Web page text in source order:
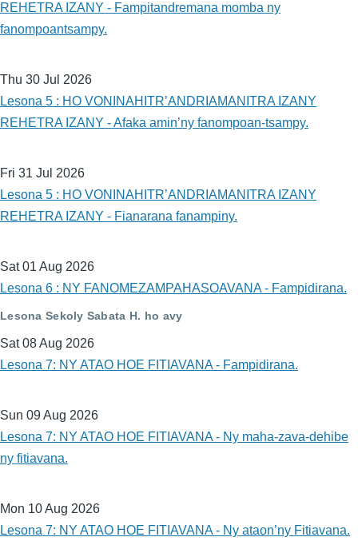
REHETRA IZANY - Fampitandremana momba ny
fanompoantsampy.
Thu 30 Jul 2026
Lesona 5 : HO VONINAHITR’ANDRIAMANITRA IZANY
REHETRA IZANY - Afaka amin’ny fanompoan-tsampy.
Fri 31 Jul 2026
Lesona 5 : HO VONINAHITR’ANDRIAMANITRA IZANY
REHETRA IZANY - Fianarana fanampiny.
Sat 01 Aug 2026
Lesona 6 : NY FANOMEZAMPAHASOAVANA - Fampidirana.
Lesona Sekoly Sabata H. ho avy
Sat 08 Aug 2026
Lesona 7: NY ATAO HOE FITIAVANA - Fampidirana.
Sun 09 Aug 2026
Lesona 7: NY ATAO HOE FITIAVANA - Ny maha-zava-dehibe
ny fitiavana.
Mon 10 Aug 2026
Lesona 7: NY ATAO HOE FITIAVANA - Ny ataon’ny Fitiavana.